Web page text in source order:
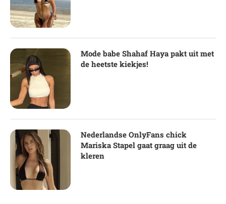
Mode babe Shahaf Haya pakt uit met
de heetste kiekjes!
Nederlandse OnlyFans chick
Mariska Stapel gaat graag uit de
kleren